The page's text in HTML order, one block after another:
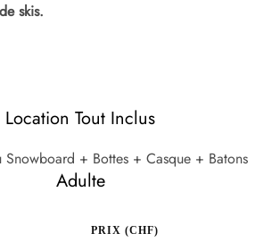
skis.
Location Tout Inclus
Snowboard + Bottes + Casque + Batons
Adulte
PRIX (CHF)